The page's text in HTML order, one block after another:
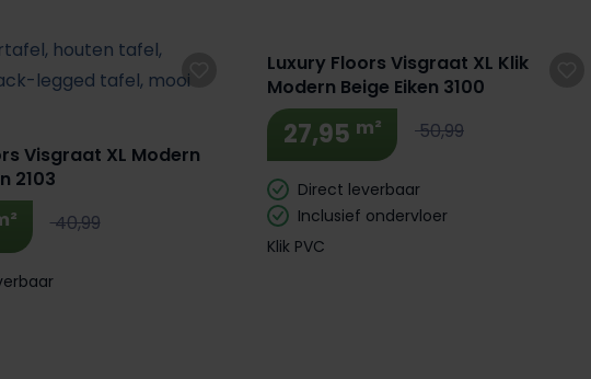
Visgraat XL Modern
2103
40,99
Luxury Floors Visgraat XL Klik
Modern Beige Eiken 3100
27,95 m² 50,99
Direct leverbaar
Inclusief ondervloer
Klik PVC